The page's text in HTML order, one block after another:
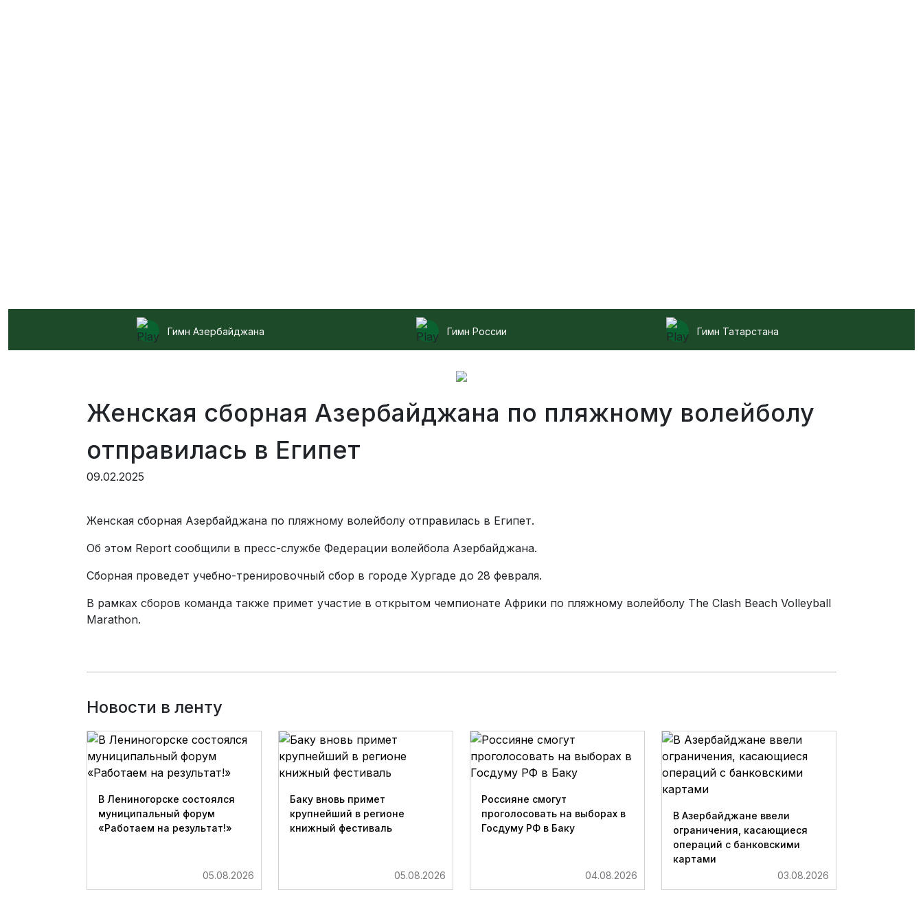
Гимн Азербайджана Гимн России Гимн Татарстана
Женская сборная Азербайджана по пляжному волейболу
отправилась в Египет
09.02.2025
Женская сборная Азербайджана по пляжному волейболу отправилась в Египет.
Об этом Report сообщили в пресс-службе Федерации волейбола Азербайджана.
Сборная проведет учебно-тренировочный сбор в городе Хургаде до 28 февраля.
В рамках сборов команда также примет участие в открытом чемпионате Африки по пляжному волейболу The Clash Beach Volleyball
Marathon.
Новости в ленту
В Лениногорске состоялся
муниципальный форум
«Работаем на результат!»
05.08.2026
Баку вновь примет
крупнейший в регионе
книжный фестиваль
05.08.2026
Россияне смогут
проголосовать на выборах в
Госдуму РФ в Баку
04.08.2026
В Азербайджане ввели
ограничения, касающиеся
операций с банковскими
картами
03.08.2026